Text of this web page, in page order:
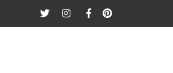
twitterInstagram
FacebookPinterest